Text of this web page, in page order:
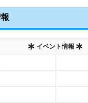
イベント情報